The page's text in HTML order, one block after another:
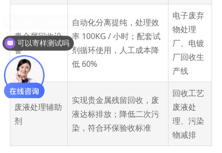
贵金属回收设
备
自动化分离提纯，处理效
率 100KG / 小时；配套试
剂循环使用，人工成本降
低 60%
电子废弃
物处理
厂、电镀
厂回收生
产线
废液处理辅助
剂
实现贵金属残留回收，废
液达标排放；降低二次污
染，符合环保验收标准
回收工艺
废液处
理、污染
物减排
了解一下漆包线脱漆技术设备
可以寄样测试吗